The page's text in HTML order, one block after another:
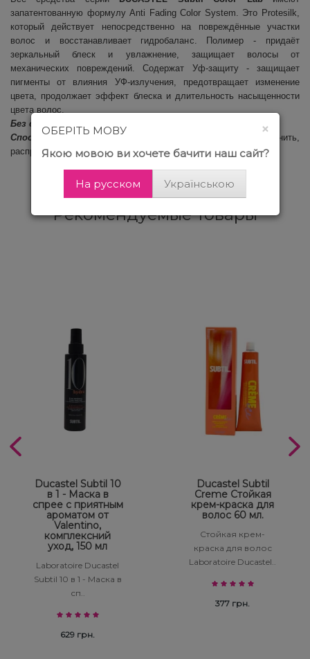
запатентованную формулу Anti Fading Color System. Это Protesilk,
который действует непосредственно на повреждённые участки
волос и восстанавливает гидробаланс. Полимер - придаёт
зеркальный блеск и увлажнение, защищает волосы от
механических повреждений. Содержат Уф-защиту - защищает
пигменты от влияния УФ-излучения, предотвращает изменение
цвета, продолжает эффект блеска и длительность насыщенности
цвета волос.
Без сульфатов. Без парабенов.
Способ применения:Нанести на влажные волосы. Вспенить,
распределить по всей длине. Смыть водой.
Рекомендуемые товары
Ducastel Subtil 10
в 1 - Маска в
спрее с приятным
ароматом от
Valentino,
комплексний
уход, 150 мл
Laboratoire Ducastel
Subtil 10 в 1 - Маска в
сп..
629 грн.
Ducastel Subtil
Creme Стойкая
крем-краска для
волос 60 мл.
Стойкая крем-
краска для волос
Laboratoire Ducastel..
377 грн.
×
ОБЕРІТЬ МОВУ
Якою мовою ви хочете бачити наш сайт?
На русском Українською